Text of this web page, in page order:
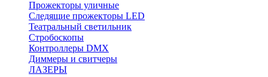
Прожекторы уличные
Следящие прожекторы LED
Театральный светильник
Стробоскопы
Контроллеры DMX
Диммеры и свитчеры
ЛАЗЕРЫ